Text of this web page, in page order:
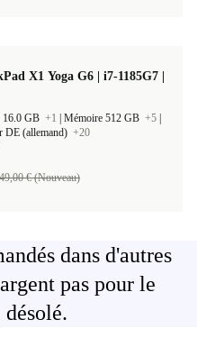
X1 Yoga G6 | i7-1185G7 |
16.0 GB +1 Mémoire 512 GB +5
DE (allemand) +20
€ (Nouveau)
dans d'autres
pas pour le